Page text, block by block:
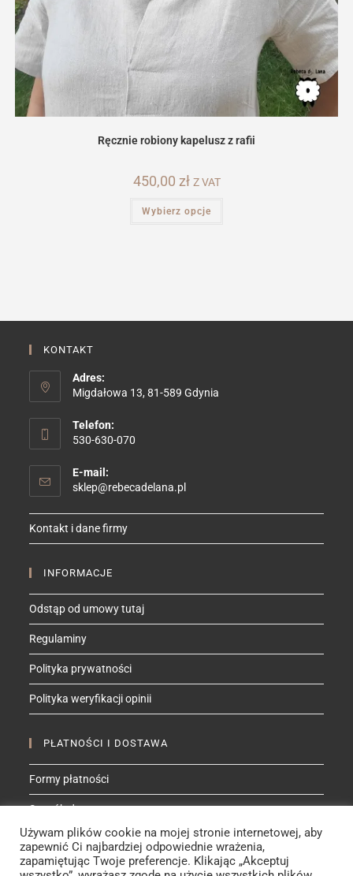
Ręcznie robiony kapelusz z rafii
450,00 zł Z VAT
Wybierz opcje
KONTAKT
Adres:
Migdałowa 13, 81-589 Gdynia
Telefon:
530-630-070
E-mail:
sklep@rebecadelana.plOpens
your
Kontakt i dane firmy
INFORMACJE
Odstąp od umowy tutaj
Regulaminy
Polityka prywatności
Polityka weryfikacji opinii
PŁATNOŚCI I DOSTAWA
Formy płatności
Sposób dostawy
ZNAJDŹ MNIE NA
Używam plików cookie na mojej stronie internetowej, aby
zapewnić Ci najbardziej odpowiednie wrażenia,
zapamiętując Twoje preferencje. Klikając „Akceptuj